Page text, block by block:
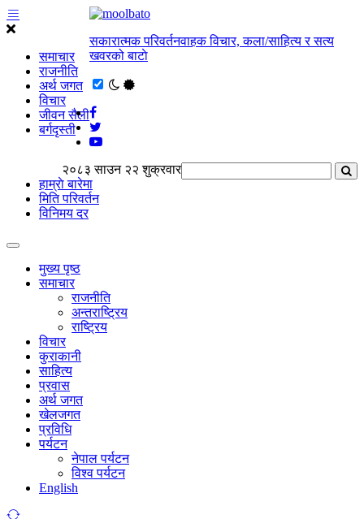
समाचार
राजनीति
अर्थ जगत
विचार
जीवन सैली
बर्गदृस्ती
सकारात्मक परिवर्तनवाहक विचार, कला/साहित्य र सत्य
खवरको बाटाे
२०८३ साउन २२ शुक्रवार
हाम्राे बारेमा
मिति परिवर्तन
विनिमय दर
मुख्य पृष्ठ
समाचार
राजनीति
अन्तराष्ट्रिय
राष्ट्रिय
विचार
कुराकानी
साहित्य
प्रवास
अर्थ जगत
खेलजगत
प्रविधि
पर्यटन
नेपाल पर्यटन
विश्व पर्यटन
English